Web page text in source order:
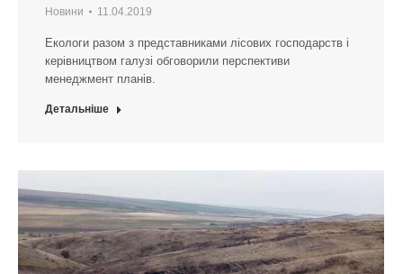
Новини 11.04.2019
Екологи разом з представниками лісових господарств і
керівництвом галузі обговорили перспективи
менеджмент планів.
Детальніше